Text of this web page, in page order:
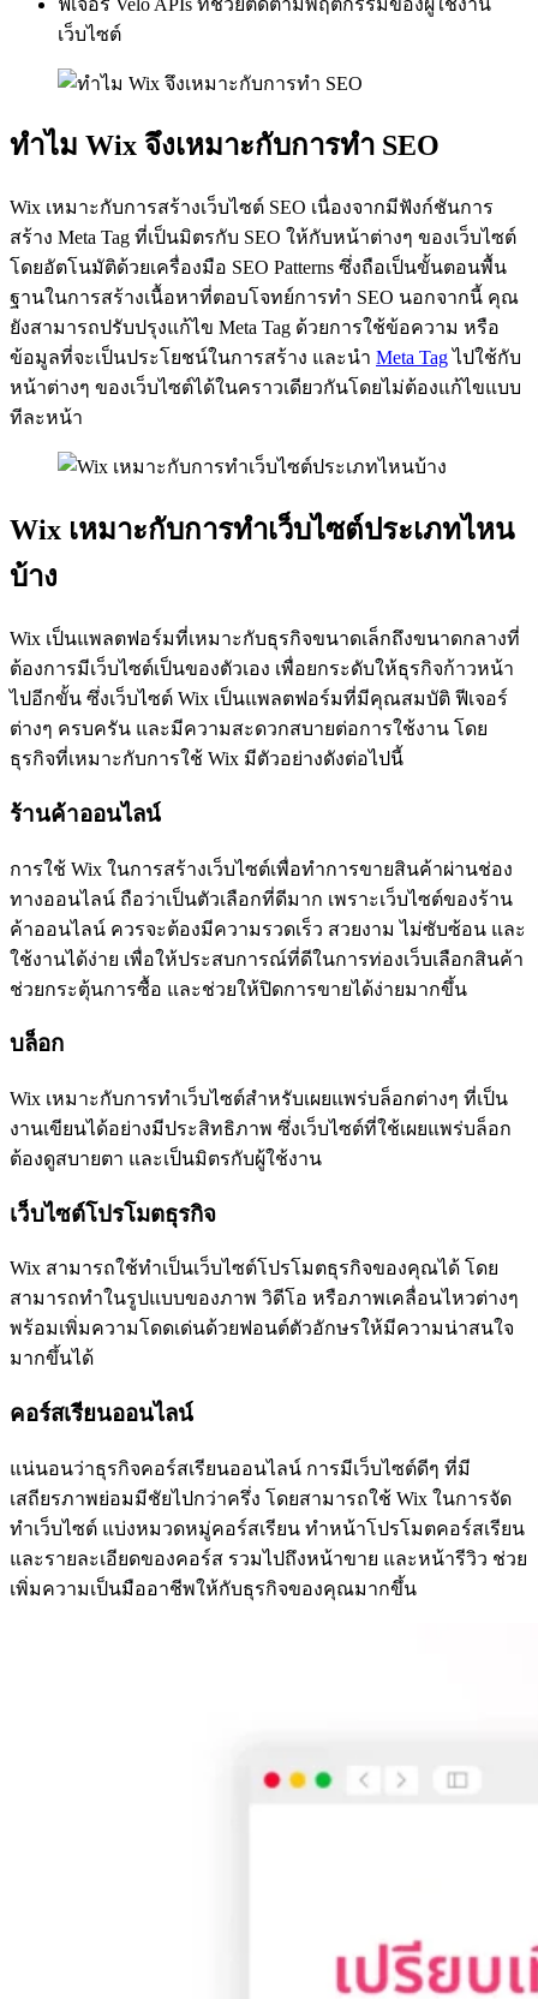
เว็บไซต์
ทำไม Wix จึงเหมาะกับการทำ SEO
Wix เหมาะกับการสร้างเว็บไซต์ SEO เนื่องจากมีฟังก์ชันการ
สร้าง Meta Tag ที่เป็นมิตรกับ SEO ให้กับหน้าต่างๆ ของเว็บไซต์
โดยอัตโนมัติด้วยเครื่องมือ SEO Patterns ซึ่งถือเป็นขั้นตอนพื้น
ฐานในการสร้างเนื้อหาที่ตอบโจทย์การทำ SEO นอกจากนี้ คุณ
ยังสามารถปรับปรุงแก้ไข Meta Tag ด้วยการใช้ข้อความ หรือ
ข้อมูลที่จะเป็นประโยชน์ในการสร้าง และนำ Meta Tagไปใช้กับ
หน้าต่างๆ ของเว็บไซต์ได้ในคราวเดียวกันโดยไม่ต้องแก้ไขแบบ
ทีละหน้า
Wix เหมาะกับการทำเว็บไซต์ประเภทไหน
บ้าง
Wix เป็นแพลตฟอร์มที่เหมาะกับธุรกิจขนาดเล็กถึงขนาดกลางที่
ต้องการมีเว็บไซต์เป็นของตัวเอง เพื่อยกระดับให้ธุรกิจก้าวหน้า
ไปอีกขั้น ซึ่งเว็บไซต์ Wix เป็นแพลตฟอร์มที่มีคุณสมบัติ ฟีเจอร์
ต่างๆ ครบครัน และมีความสะดวกสบายต่อการใช้งาน โดย
ธุรกิจที่เหมาะกับการใช้ Wix มีตัวอย่างดังต่อไปนี้
ร้านค้าออนไลน์
การใช้ Wix ในการสร้างเว็บไซต์เพื่อทำการขายสินค้าผ่านช่อง
ทางออนไลน์ ถือว่าเป็นตัวเลือกที่ดีมาก เพราะเว็บไซต์ของร้าน
ค้าออนไลน์ ควรจะต้องมีความรวดเร็ว สวยงาม ไม่ซับซ้อน และ
ใช้งานได้ง่าย เพื่อให้ประสบการณ์ที่ดีในการท่องเว็บเลือกสินค้า
ช่วยกระตุ้นการซื้อ และช่วยให้ปิดการขายได้ง่ายมากขึ้น
บล็อก
Wix เหมาะกับการทำเว็บไซต์สำหรับเผยแพร่บล็อกต่างๆ ที่เป็น
งานเขียนได้อย่างมีประสิทธิภาพ ซึ่งเว็บไซต์ที่ใช้เผยแพร่บล็อก
ต้องดูสบายตา และเป็นมิตรกับผู้ใช้งาน
เว็บไซต์โปรโมตธุรกิจ
Wix สามารถใช้ทำเป็นเว็บไซต์โปรโมตธุรกิจของคุณได้ โดย
สามารถทำในรูปแบบของภาพ วิดีโอ หรือภาพเคลื่อนไหวต่างๆ
พร้อมเพิ่มความโดดเด่นด้วยฟอนต์ตัวอักษรให้มีความน่าสนใจ
มากขึ้นได้
คอร์สเรียนออนไลน์
แน่นอนว่าธุรกิจคอร์สเรียนออนไลน์ การมีเว็บไซต์ดีๆ ที่มี
เสถียรภาพย่อมมีชัยไปกว่าครึ่ง โดยสามารถใช้ Wix ในการจัด
ทำเว็บไซต์ แบ่งหมวดหมู่คอร์สเรียน ทำหน้าโปรโมตคอร์สเรียน
และรายละเอียดของคอร์ส รวมไปถึงหน้าขาย และหน้ารีวิว ช่วย
เพิ่มความเป็นมืออาชีพให้กับธุรกิจของคุณมากขึ้น